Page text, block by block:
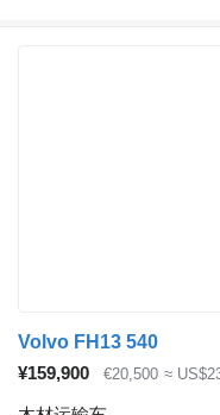
Volvo FH13 540
¥159,900
€20,500 ≈